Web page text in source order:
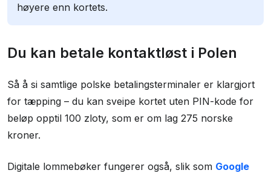
høyere enn kortets.
Du kan betale kontaktløst i Polen
Så å si samtlige polske betalingsterminaler er klargjort
for tæpping – du kan sveipe kortet uten PIN-kode for
beløp opptil 100 zloty, som er om lag 275 norske
kroner.
Digitale lommebøker fungerer også, slik som Google